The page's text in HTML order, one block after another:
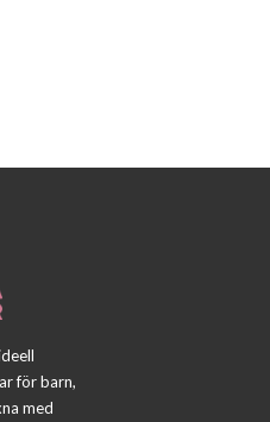
för barn,
med